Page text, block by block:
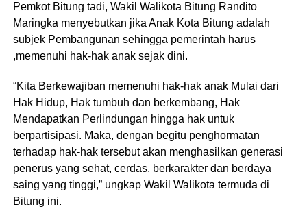
Pemkot Bitung tadi, Wakil Walikota Bitung Randito
Maringka menyebutkan jika Anak Kota Bitung adalah
subjek Pembangunan sehingga pemerintah harus
,memenuhi hak-hak anak sejak dini.
“Kita Berkewajiban memenuhi hak-hak anak Mulai dari
Hak Hidup, Hak tumbuh dan berkembang, Hak
Mendapatkan Perlindungan hingga hak untuk
berpartisipasi. Maka, dengan begitu penghormatan
terhadap hak-hak tersebut akan menghasilkan generasi
penerus yang sehat, cerdas, berkarakter dan berdaya
saing yang tinggi,” ungkap Wakil Walikota termuda di
Bitung ini.